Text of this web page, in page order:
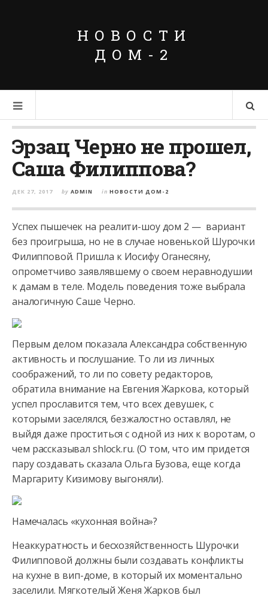
НОВОСТИ
ДОМ-2
Эрзац Черно не прошел,
Саша Филиппова?
ДЕК 27, 2017 by ADMIN in НОВОСТИ ДОМ-2
Успех пышечек на реалити-шоу дом 2 — вариант
без проигрыша, но не в случае новенькой Шурочки
Филипповой. Пришла к Иосифу Оганесяну,
опрометчиво заявлявшему о своем неравнодушии
к дамам в теле. Модель поведения тоже выбрала
аналогичную Саше Черно.
Первым делом показала Александра собственную
активность и послушание. То ли из личных
соображений, то ли по совету редакторов,
обратила внимание на Евгения Жаркова, который
успел прославится тем, что всех девушек, с
которыми заселялся, безжалостно оставлял, не
выйдя даже проститься с одной из них к воротам, о
чем рассказывал shlock.ru. (О том, что им придется
пару создавать сказала Ольга Бузова, еще когда
Маргариту Кизимову выгоняли).
Намечалась «кухонная война»?
Неаккуратность и бесхозяйственность Шурочки
Филипповой должны были создавать конфликты
на кухне в вип-доме, в который их моментально
заселили. Мягкотелый Женя Жарков был